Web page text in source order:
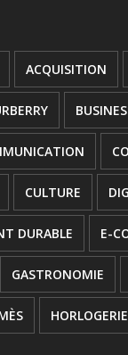
ACQUISITION
CULTURE
DURABLE E-
GASTRONOMIE
HORLOGERIE